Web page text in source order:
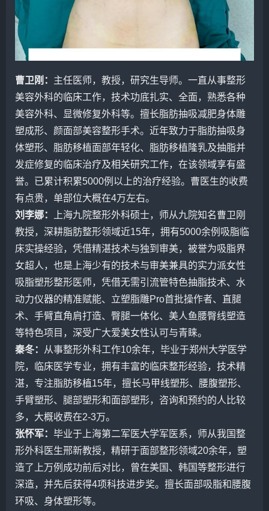
曹卫刚 ： 主任医师，教授，研究生导师。一直从事整形
美容外科的临床工作，技术功底扎实、全面，熟悉各种
美容外科、显微修复外科等。擅长脂肪抽吸减肥身体雕
塑成形、颜面部美容整形手术。近年致力于脂肪抽吸身
体塑形、脂肪移植面部年轻化、脂肪移植隆乳及抽脂并
发症修复的临床治疗及相关研究工作，在该领域享有盛
誉。已累计积累5000例以上的治疗经验。曹医生的收费
有点贵，单部位大概在4万左右。
刘 李娜：
上海九院整形外科硕士，师从九院知名曹卫刚
教授，深耕脂肪整形领域近15年，拥有5000余例 吸脂 临
床实操经验，凭借精湛技术与独到审美，被誉为吸脂界
女超人，也是上海少有的技术与审美兼具的实力派女性
吸脂塑形整形医师，凭借无需引流管特色抽脂技术、水
动力仪器的精准赋能、立塑脂雕Pro首批操作者、直腿
术、手臂直角肩打造、臀腿一体化、美人鱼腰臀线塑造
等特色项目，深受广大爱美女性认可与青睐。
秦冬：
从事整形外科工作10余年，毕业于郑州大学医学
院，临床医学专业，拥有丰富的临床整形经验，技术精
湛，专注脂肪移植15年，擅长马甲线塑形、腰腹塑形、
手臂塑形、腿部塑形和面部塑形，咨询和预约的人比较
多，大概收费在2-3万。
张怀军： 毕业于上海第二军医大学军医系，师从我国整
形外科医生邢新教授，精研于面部整形领域20余年，塑
造了上万例成功前后对比，曾在美国、韩国等整形进行
深造，并先后获得4项科技进步奖。擅长面部吸脂和腰腹
环吸、身体塑形等。